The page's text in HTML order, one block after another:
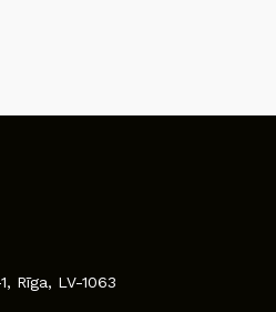
Rīga, LV-1063